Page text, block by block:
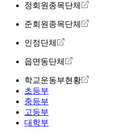
정회원종목단체
준회원종목단체
인정단체
읍면동단체
학교운동부현황
초등부
중등부
고등부
대학부